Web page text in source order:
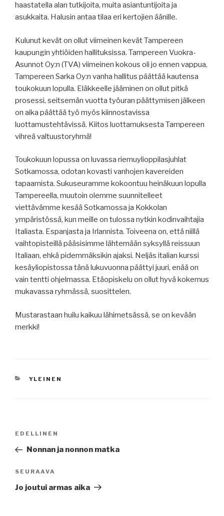
haastatella alan tutkijoita, muita asiantuntijoita ja
asukkaita. Halusin antaa tilaa eri kertojien äänille.
Kulunut kevät on ollut viimeinen kevät Tampereen
kaupungin yhtiöiden hallituksissa. Tampereen Vuokra-
Asunnot Oy:n (TVA) viimeinen kokous oli jo ennen vappua,
Tampereen Sarka Oy:n vanha hallitus päättää kautensa
toukokuun lopulla. Eläkkeelle jääminen on ollut pitkä
prosessi, seitsemän vuotta työuran päättymisen jälkeen
on aika päättää työ myös kiinnostavissa
luottamustehtävissä. Kiitos luottamuksesta Tampereen
vihreä valtuustoryhmä!
Toukokuun lopussa on luvassa riemuylioppilasjuhlat
Sotkamossa, odotan kovasti vanhojen kavereiden
tapaamista. Sukuseuramme kokoontuu heinäkuun lopulla
Tampereella, muutoin olemme suunnitelleet
viettävämme kesää Sotkamossa ja Kokkolan
ympäristössä, kun meille on tulossa nytkin kodinvaihtajia
Italiasta. Espanjasta ja Irlannista. Toiveena on, että niillä
vaihtopisteillä pääsisimme lähtemään syksyllä reissuun
Italiaan, ehkä pidemmäksikin ajaksi. Neljäs italian kurssi
kesäyliopistossa tänä lukuvuonna päättyi juuri, enää on
vain tentti ohjelmassa. Etäopiskelu on ollut hyvä kokemus
mukavassa ryhmässä, suosittelen.
Mustarastaan huilu kaikuu lähimetsässä, se on kevään
merkki!
KATEGORIAT
YLEINEN
Edellinen
artikkeli
EDELLINEN
Nonnan ja nonnon matka
Seuraava
artikkeli
SEURAAVA
Jo joutui armas aika